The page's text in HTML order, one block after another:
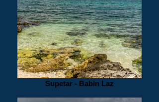
Supetar - Babin Laz